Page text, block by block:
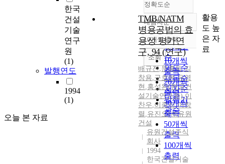
한국
건설
기술
연구
원
(1)
발행연도
1994
(1)
오늘 본 자료
정확도순
정확도
순
인기도
순
연도순
제목순
저자순
발행기
관순
내림차순
내림차순
10개씩 출력
10개씩
출력
20개씩
출력
30개씩
출력
50개씩
출력
100개씩
출력
조회
TMB/NATM
병용공법의 효
용성 평가연
구, 94 (연구)
배규진,문홍득,김
창용,구호본,유영
현 ,홍성완(한국건
설기술연구원),이
찬우,이종식,이창
렬 ,유진오(㈜유원
건설
유원건설주식
회사
1994
한국건설기술
활용
도 높
은 자
료